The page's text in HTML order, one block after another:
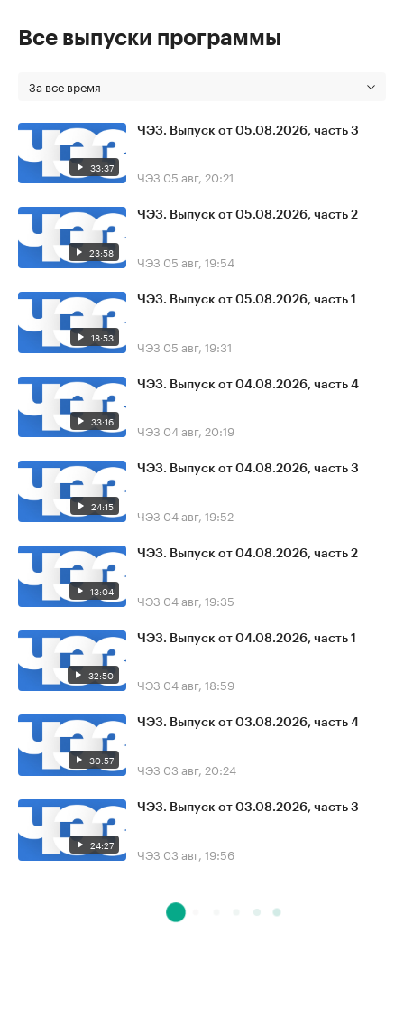
Все выпуски программы
За все время
33:37
ЧЭЗ. Выпуск от 05.08.2026, часть 3
ЧЭЗ 05 авг, 20:21
23:58
ЧЭЗ. Выпуск от 05.08.2026, часть 2
ЧЭЗ 05 авг, 19:54
18:53
ЧЭЗ. Выпуск от 05.08.2026, часть 1
ЧЭЗ 05 авг, 19:31
33:16
ЧЭЗ. Выпуск от 04.08.2026, часть 4
ЧЭЗ 04 авг, 20:19
24:15
ЧЭЗ. Выпуск от 04.08.2026, часть 3
ЧЭЗ 04 авг, 19:52
13:04
ЧЭЗ. Выпуск от 04.08.2026, часть 2
ЧЭЗ 04 авг, 19:35
32:50
ЧЭЗ. Выпуск от 04.08.2026, часть 1
ЧЭЗ 04 авг, 18:59
30:57
ЧЭЗ. Выпуск от 03.08.2026, часть 4
ЧЭЗ 03 авг, 20:24
24:27
ЧЭЗ. Выпуск от 03.08.2026, часть 3
ЧЭЗ 03 авг, 19:56